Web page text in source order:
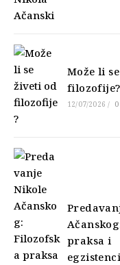
Može li
filozofije?
12/07/2026 /
praksa i